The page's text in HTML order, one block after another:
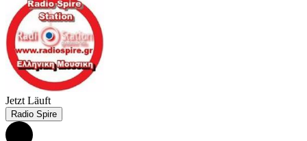
Jetzt Läuft
Radio Spire